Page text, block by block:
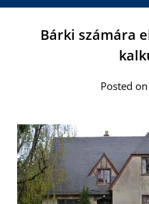
Bárki számára
Posted